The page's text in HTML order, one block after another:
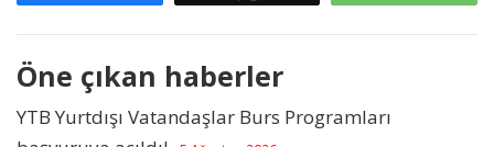
Öne çıkan haberler
YTB Yurtdışı Vatandaşlar Burs Programları